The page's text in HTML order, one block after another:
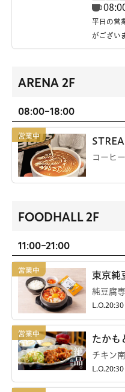
平日の営
がござい
ARENA 2F
08:00-18:00
コーヒ
FOODHALL 2F
11:00-21:00
東京純
純豆腐
L.O.20:30
たかも
チキン
L.O.20:30